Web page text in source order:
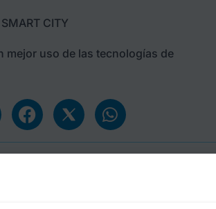
CITY
mejor uso de las tecnologías de
Ayuntamiento de